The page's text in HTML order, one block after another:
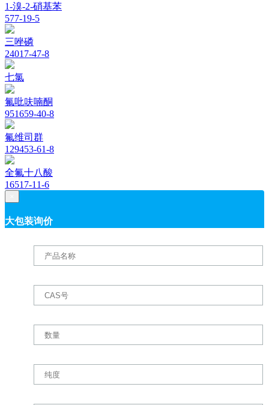
1-溴-2-硝基苯
577-19-5
三唑磷
24017-47-8
七氯
氟吡呋喃酮
951659-40-8
氟维司群
129453-61-8
全氟十八酸
16517-11-6
大包装询价